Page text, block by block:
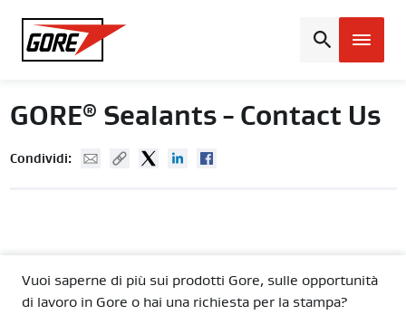
Gore
GORE® Sealants - Contact Us
Condividi: Mail Copy URLTwitterLinked In
Vuoi saperne di più sui prodotti Gore, sulle opportunità
di lavoro in Gore o hai una richiesta per la stampa?